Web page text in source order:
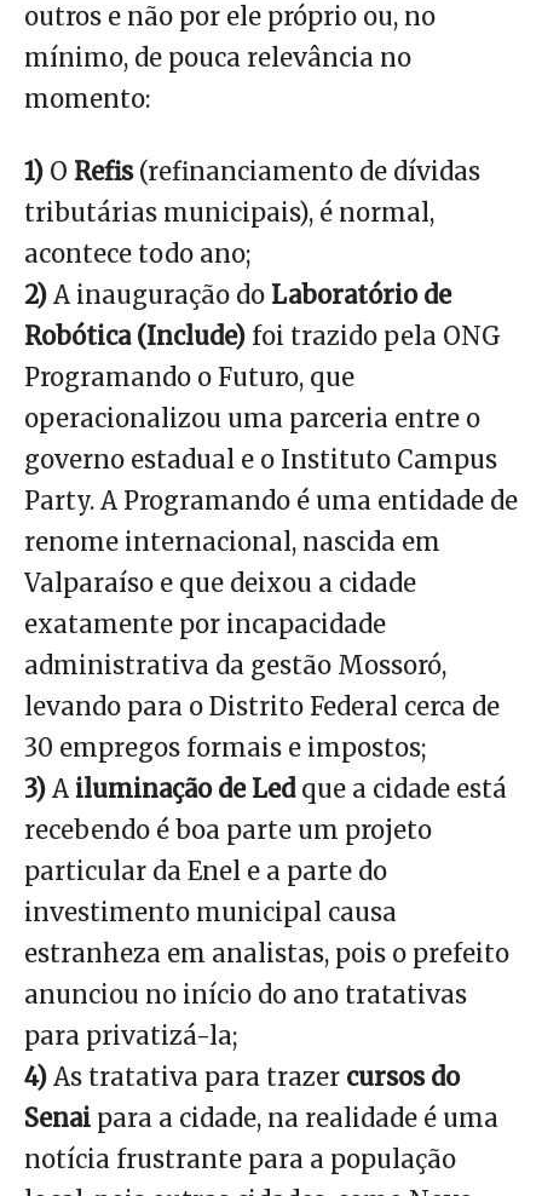
outros e não por ele próprio ou, no
mínimo, de pouca relevância no
momento:
1) O Refis(refinanciamento de dívidas
tributárias municipais), é normal,
acontece todo ano;
2) A inauguração do Laboratório de
Robótica (Include) foi trazido pela ONG
Programando o Futuro, que
operacionalizou uma parceria entre o
governo estadual e o Instituto Campus
Party. A Programando é uma entidade de
renome internacional, nascida em
Valparaíso e que deixou a cidade
exatamente por incapacidade
administrativa da gestão Mossoró,
levando para o Distrito Federal cerca de
30 empregos formais e impostos;
3) A iluminação de Ledque a cidade está
recebendo é boa parte um projeto
particular da Enel e a parte do
investimento municipal causa
estranheza em analistas, pois o prefeito
anunciou no início do ano tratativas
para privatizá-la;
4) As tratativa para trazer cursos do
Senai para a cidade, na realidade é uma
notícia frustrante para a população